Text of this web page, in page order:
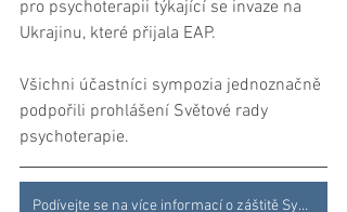
pro psychoterapii týkající se invaze na
Ukrajinu, které přijala EAP.
Všichni účastníci sympozia jednoznačně
podpořili prohlášení Světové rady
psychoterapie.
Podívejte se na více informací o záštitě Symposia